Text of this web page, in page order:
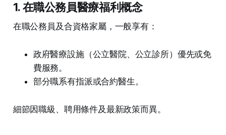
1. 在職公務員醫療福利概念
在職公務員及合資格家屬，一般享有：
政府醫療設施（公立醫院、公立診所）優先或免
費服務。
部分職系有指派或合約醫生。
細節因職級、聘用條件及最新政策而異。